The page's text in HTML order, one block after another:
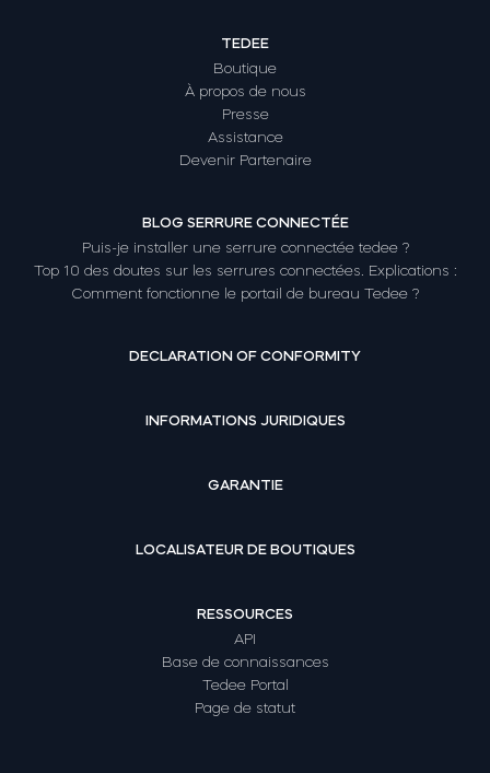
TEDEE
Boutique
À propos de nous
Presse
Assistance
Devenir Partenaire
BLOG SERRURE CONNECTÉE
Puis-je installer une serrure connectée tedee ?
Top 10 des doutes sur les serrures connectées. Explications :
Comment fonctionne le portail de bureau Tedee ?
DECLARATION OF CONFORMITY
INFORMATIONS JURIDIQUES
GARANTIE
LOCALISATEUR DE BOUTIQUES
RESSOURCES
API
Base de connaissances
Tedee Portal
Page de statut